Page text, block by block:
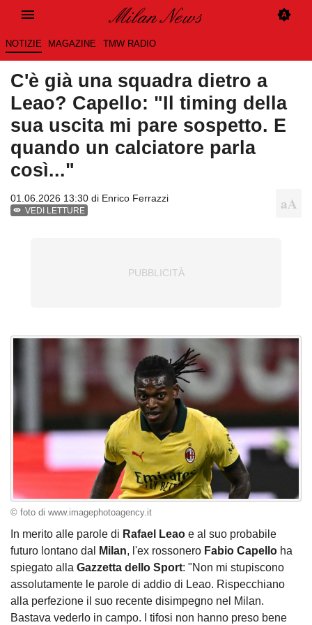
NOTIZIE MAGAZINE TMW RADIO
C'è già una squadra dietro a
Leao? Capello: "Il timing della
sua uscita mi pare sospetto. E
quando un calciatore parla
così..."
01.06.2026 13:30 di Enrico Ferrazzi
VEDI LETTURE
© foto di www.imagephotoagency.it
In merito alle parole di Rafael Leao e al suo probabile
futuro lontano dal
Milan, l'ex rossonero Fabio Capello ha
spiegato alla Gazzetta dello Sport: "Non mi stupiscono
assolutamente le parole di addio di Leao. Rispecchiano
alla perfezione il suo recente disimpegno nel Milan.
Bastava vederlo in campo. I tifosi non hanno preso bene